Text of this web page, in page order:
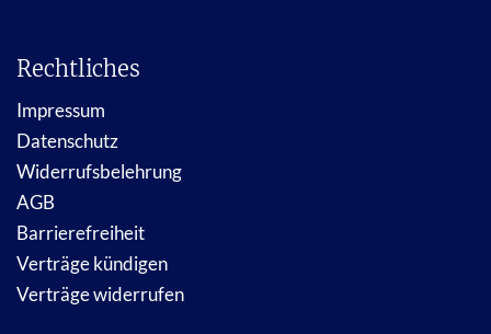
Rechtliches
Impressum
Datenschutz
Widerrufsbelehrung
AGB
Barrierefreiheit
Verträge kündigen
Verträge widerrufen